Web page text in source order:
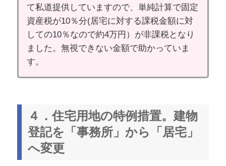
て私道提供していますので、単純計算で固定
資産税が10％分(居宅に対する課税金額に対
しての10％なので約4万円）が非課税となり
ました。無視できない金額で助かっていま
す。
４．住宅用地の特例措置。建物
登記を「事務所」から「居宅」
へ変更